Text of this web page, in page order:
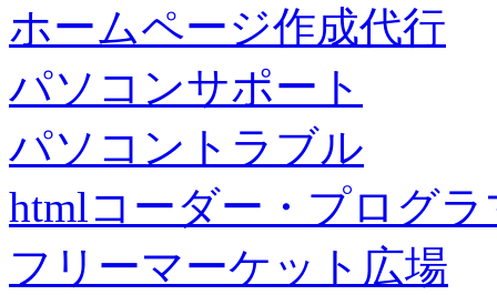
ホームページ作成代行
パソコンサポート
パソコントラブル
htmlコーダー・プログラ
フリーマーケット広場